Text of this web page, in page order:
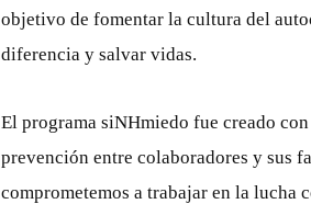
objetivo de fomentar la cultura del
diferencia y salvar vidas.
El programa siNHmiedo fue creado
prevención entre colaboradores y sus
comprometemos a trabajar en la lucha